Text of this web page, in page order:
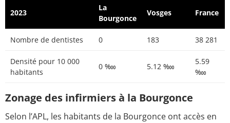
2023
La
Bourgonce
Vosges France
Nombre de dentistes 0 183 38 281
Densité pour 10 000
habitants
0 ‱ 5.12 ‱
5.59
‱
Zonage des infirmiers à la Bourgonce
Selon l’APL, les habitants de la Bourgonce ont accès en